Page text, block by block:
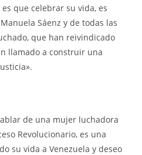
que celebrar su vida, es
Sáenz y de todas las
que han reivindicado
llamado a construir una
de una mujer luchadora
Revolucionario, es una
su vida a Venezuela y deseo